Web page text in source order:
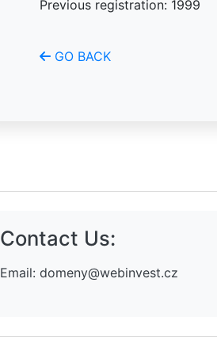
Previous registration: 1999
GO BACK
Contact Us:
Email: domeny@webinvest.cz